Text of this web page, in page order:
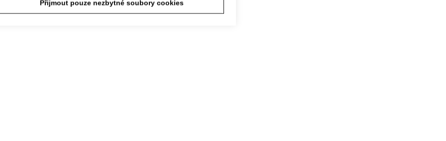
Přijmout pouze nezbytné soubory cookies